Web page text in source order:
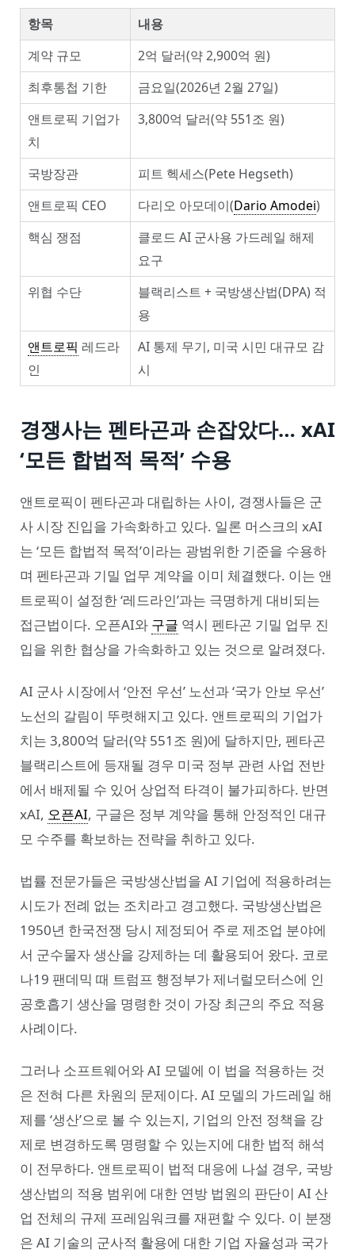
항목
내용
계약 규모
2억 달러(약 2,900억 원)
최후통첩 기한
금요일(2026년 2월 27일)
앤트로픽 기업가
치
3,800억 달러(약 551조 원)
국방장관
피트 헥세스(Pete Hegseth)
앤트로픽 CEO
다리오 아모데이(Dario Amodei)
핵심 쟁점
클로드 AI 군사용 가드레일 해제
요구
위협 수단
블랙리스트 + 국방생산법(DPA) 적
용
앤트로픽 레드라
인
AI 통제 무기, 미국 시민 대규모 감
시
경쟁사는 펜타곤과 손잡았다… xAI
‘모든 합법적 목적’ 수용
앤트로픽이 펜타곤과 대립하는 사이, 경쟁사들은 군
사 시장 진입을 가속화하고 있다. 일론 머스크의 xAI
는 ‘모든 합법적 목적’이라는 광범위한 기준을 수용하
며 펜타곤과 기밀 업무 계약을 이미 체결했다. 이는 앤
트로픽이 설정한 ‘레드라인’과는 극명하게 대비되는
접근법이다. 오픈AI와 구글 역시 펜타곤 기밀 업무 진
입을 위한 협상을 가속화하고 있는 것으로 알려졌다.
AI 군사 시장에서 ‘안전 우선’ 노선과 ‘국가 안보 우선’
노선의 갈림이 뚜렷해지고 있다. 앤트로픽의 기업가
치는 3,800억 달러(약 551조 원)에 달하지만, 펜타곤
블랙리스트에 등재될 경우 미국 정부 관련 사업 전반
에서 배제될 수 있어 상업적 타격이 불가피하다. 반면
xAI, 오픈AI, 구글은 정부 계약을 통해 안정적인 대규
모 수주를 확보하는 전략을 취하고 있다.
법률 전문가들은 국방생산법을 AI 기업에 적용하려는
시도가 전례 없는 조치라고 경고했다. 국방생산법은
1950년 한국전쟁 당시 제정되어 주로 제조업 분야에
서 군수물자 생산을 강제하는 데 활용되어 왔다. 코로
나19 팬데믹 때 트럼프 행정부가 제너럴모터스에 인
공호흡기 생산을 명령한 것이 가장 최근의 주요 적용
사례이다.
그러나 소프트웨어와 AI 모델에 이 법을 적용하는 것
은 전혀 다른 차원의 문제이다. AI 모델의 가드레일 해
제를 ‘생산’으로 볼 수 있는지, 기업의 안전 정책을 강
제로 변경하도록 명령할 수 있는지에 대한 법적 해석
이 전무하다. 앤트로픽이 법적 대응에 나설 경우, 국방
생산법의 적용 범위에 대한 연방 법원의 판단이 AI 산
업 전체의 규제 프레임워크를 재편할 수 있다. 이 분쟁
은 AI 기술의 군사적 활용에 대한 기업 자율성과 국가